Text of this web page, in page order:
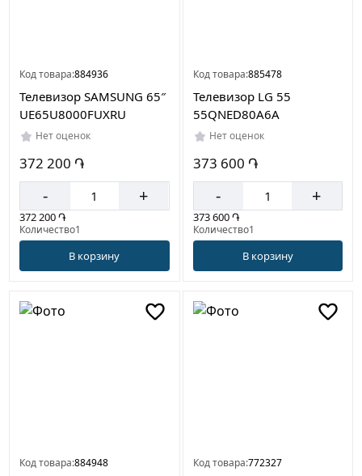
Код товара:884936
Телевизор SAMSUNG 65″
UE65U8000FUXRU
Нет оценок
372 200 ֏
- +
372 200 ֏
Количество1
В корзину
Код товара:885478
Телевизор LG 55
55QNED80A6A
Нет оценок
373 600 ֏
- +
373 600 ֏
Количество1
В корзину
Код товара:884948 Код товара:772327